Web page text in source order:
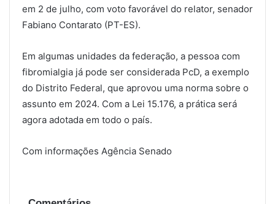
em 2 de julho, com voto favorável do relator, senador
Fabiano Contarato (PT-ES).
Em algumas unidades da federação, a pessoa com
fibromialgia já pode ser considerada PcD, a exemplo
do Distrito Federal, que aprovou uma norma sobre o
assunto em 2024. Com a Lei 15.176, a prática será
agora adotada em todo o país.
Com informações Agência Senado